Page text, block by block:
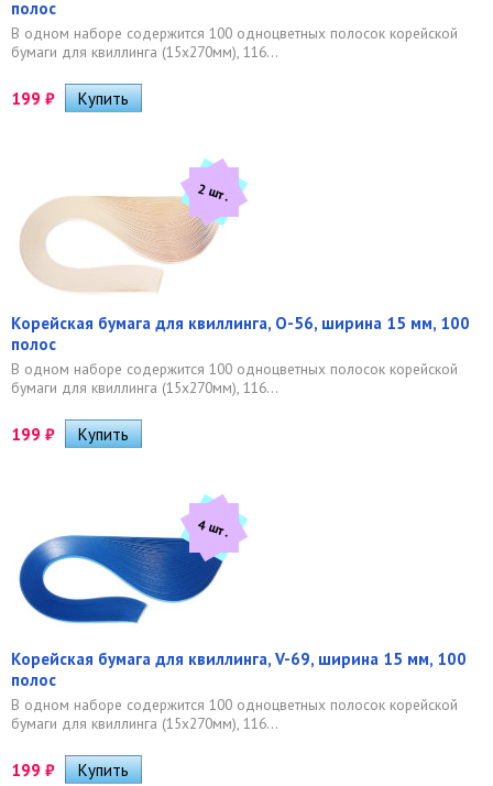
полос
В одном наборе содержится 100 одноцветных полосок корейской
бумаги для квиллинга (15х270мм), 116...
199 ₽
2 шт.
Корейская бумага для квиллинга, O-56, ширина 15 мм, 100
полос
В одном наборе содержится 100 одноцветных полосок корейской
бумаги для квиллинга (15х270мм), 116...
199 ₽
4 шт.
Корейская бумага для квиллинга, V-69, ширина 15 мм, 100
полос
В одном наборе содержится 100 одноцветных полосок корейской
бумаги для квиллинга (15х270мм), 116...
199 ₽